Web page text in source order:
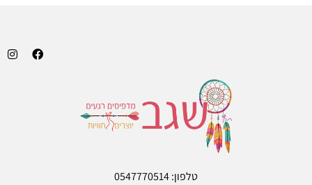
טלפון: 0547770514